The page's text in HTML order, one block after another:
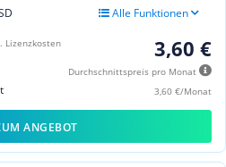
Alle Funktionen
3,60 €
Durchschnittspreis pro Monat
3,60 €/Monat
Lizenzkosten
ANGEBOT